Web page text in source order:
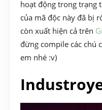
hoạt động trong trạng
của mã độc này đã bị
còn xuất hiện cả trên
đừng compile các chú
em nhé :v)